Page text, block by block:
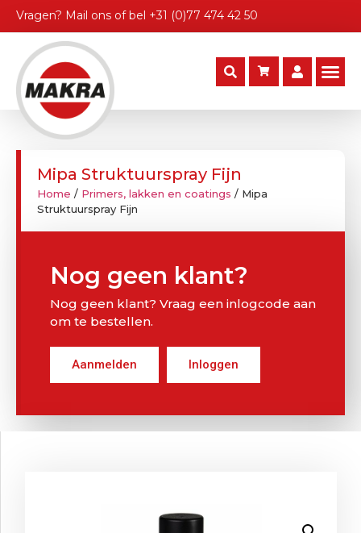
Vragen? Mail ons of bel +31 (0)77 474 42 50
Mipa Struktuurspray Fijn
Home / Primers, lakken en coatings / Mipa
Struktuurspray Fijn
Nog geen klant?
Nog geen klant? Vraag een inlogcode aan
om te bestellen.
Aanmelden Inloggen